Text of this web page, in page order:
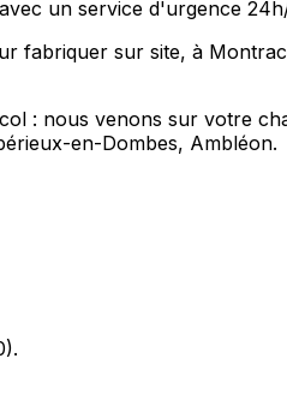
un service d'urgence
fabriquer sur site, à
: nous venons sur votre
en-Dombes, Ambléon.